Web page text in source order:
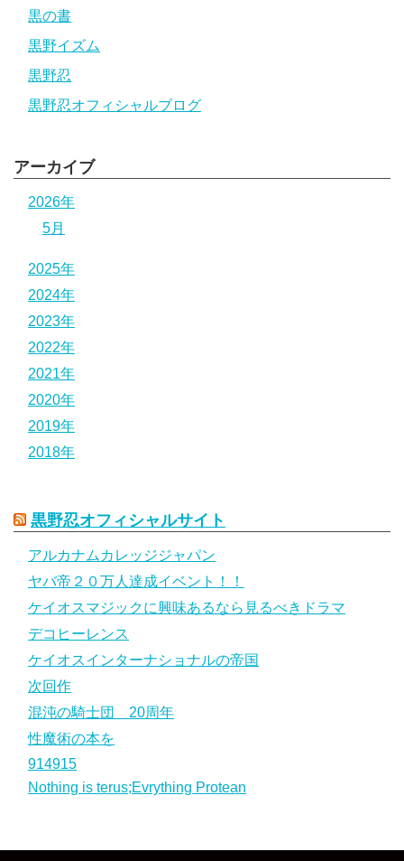
黒の書
黒野イズム
黒野忍
黒野忍オフィシャルブログ
アーカイブ
2026年
5月
2025年
2024年
2023年
2022年
2021年
2020年
2019年
2018年
黒野忍オフィシャルサイト
アルカナムカレッジジャパン
ヤバ帝２０万人達成イベント！！
ケイオスマジックに興味あるなら見るべきドラマ
デコヒーレンス
ケイオスインターナショナルの帝国
次回作
混沌の騎士団 20周年
性魔術の本を
914915
Nothing is terus;Evrything Protean